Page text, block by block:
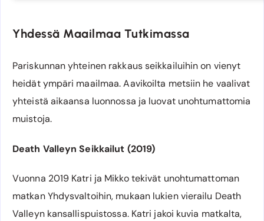
Yhdessä Maailmaa Tutkimassa
Pariskunnan yhteinen rakkaus seikkailuihin on vienyt
heidät ympäri maailmaa. Aavikoilta metsiin he vaalivat
yhteistä aikaansa luonnossa ja luovat unohtumattomia
muistoja.
Death Valleyn Seikkailut (2019)
Vuonna 2019 Katri ja Mikko tekivät unohtumattoman
matkan Yhdysvaltoihin, mukaan lukien vierailu Death
Valleyn kansallispuistossa. Katri jakoi kuvia matkalta,